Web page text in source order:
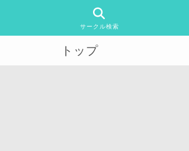
サークル検索
トップ